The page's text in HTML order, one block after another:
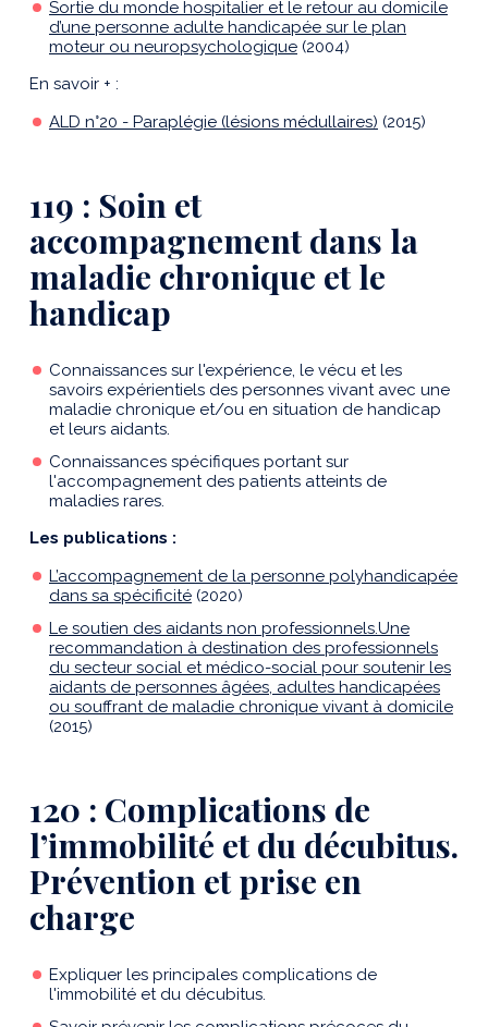
Sortie du monde hospitalier et le retour au domicile
d’une personne adulte handicapée sur le plan
moteur ou neuropsychologique (2004)
En savoir + :
ALD n°20 - Paraplégie (lésions médullaires) (2015)
119 : Soin et
accompagnement dans la
maladie chronique et le
handicap
Connaissances sur l'expérience, le vécu et les
savoirs expérientiels des personnes vivant avec une
maladie chronique et/ou en situation de handicap
et leurs aidants.
Connaissances spécifiques portant sur
l'accompagnement des patients atteints de
maladies rares.
Les publications :
L’accompagnement de la personne polyhandicapée
dans sa spécificité (2020)
Le soutien des aidants non professionnels.Une
recommandation à destination des professionnels
du secteur social et médico-social pour soutenir les
aidants de personnes âgées, adultes handicapées
ou souffrant de maladie chronique vivant à domicile
(2015)
120 : Complications de
l’immobilité et du décubitus.
Prévention et prise en
charge
Expliquer les principales complications de
l'immobilité et du décubitus.